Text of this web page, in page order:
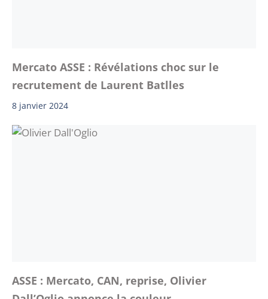
Mercato ASSE : Révélations choc sur le
recrutement de Laurent Batlles
8 janvier 2024
ASSE : Mercato, CAN, reprise, Olivier